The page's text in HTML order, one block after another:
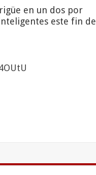
en un dos por
este fin de